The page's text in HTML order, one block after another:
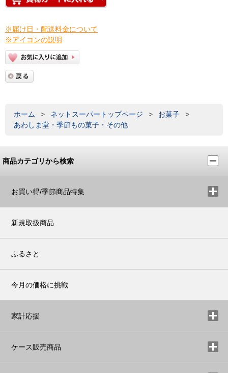
※届け日・配送料金について
※アイコンの説明
ホーム > ネットスーパートップページ > お菓子
>
あわしま堂・季節もの菓子・その他
商品カテゴリから検索
お買い得/季節商品特集
新規取扱商品
ふるさと
今月の価格に挑戦
家計応援
ケース販売商品